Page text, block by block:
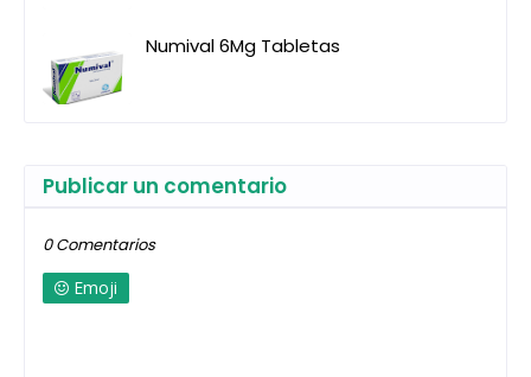
Numival 6Mg Tabletas
Publicar un comentario
0 Comentarios
Emoji